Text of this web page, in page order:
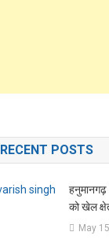
RECENT POSTS
हनुमानगढ़
को खेल
May